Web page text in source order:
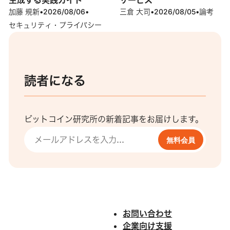
加藤 規新•2026/08/06•
セキュリティ・プライバシー
三倉 大司•2026/08/05•論考
読者になる
ビットコイン研究所の新着記事をお届けします。
無料会員
お問い合わせ
企業向け支援